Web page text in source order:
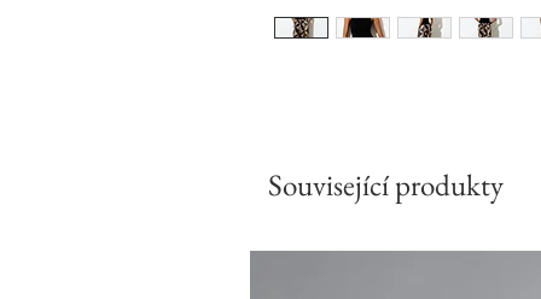
Související produkty